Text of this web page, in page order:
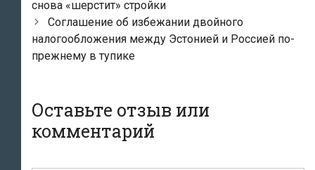
по
записям
снова «шерстит» стройки
Соглашение об избежании двойного
налогообложения между Эстонией и Россией по-
прежнему в тупике
Оставьте отзыв или
комментарий